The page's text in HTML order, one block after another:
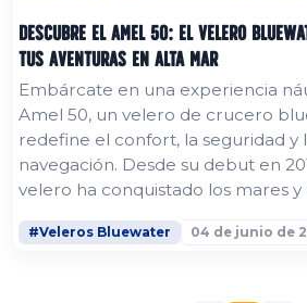
Descubre el Amel 50: El Velero
tus Aventuras en Alta Mar
Embárcate en una experiencia
Amel 50, un velero de crucero
redefine el confort, la seguridad y
navegación. Desde su debut en
velero ha conquistado los mares y
mejoras continuas que lo
#Veleros Bluewater 04 de junio de